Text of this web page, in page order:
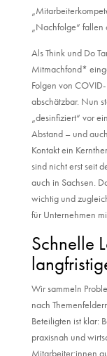
„Nachfolge“ fallen
Als Think und Do
Mitmachfond*
Folgen von
abschätzbar. Nun
„desinfiziert“ vor
Abstand – und
Kontakt ein
sind nicht erst seit
auch in Sachsen.
wichtig und
für Unternehmen
Schnelle
Wir sammeln
nach
Beteiligten ist klar:
praxisnah und
Mitarbeiter:innen